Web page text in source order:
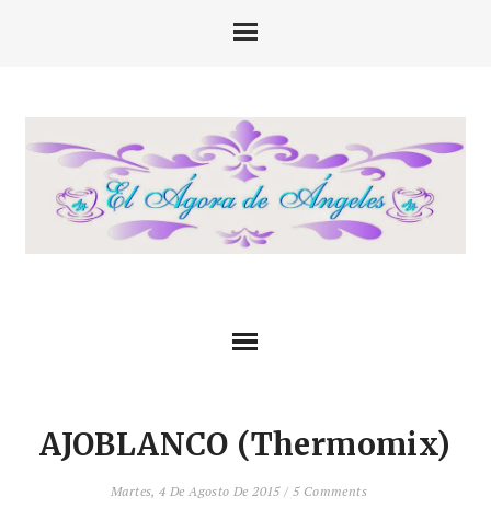
AJOBLANCO (Thermomix)
Martes, 4 De Agosto De 2015 / 5 Comments